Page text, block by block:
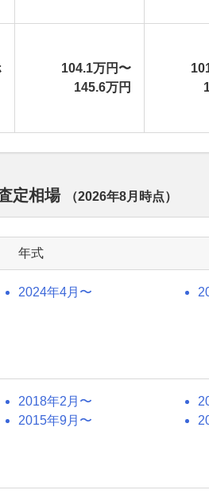
104.1万円〜
145.6万円
定相場 （2026年8月 時点）
年式
2024年4月〜
2018年2月〜
2015年9月〜